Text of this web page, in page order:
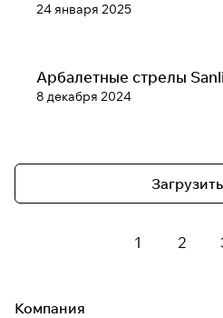
24 января 2025
Обзоры луков, арбалетов, и
8 декабря 2024
Арбалетные стрелы
1 2
Компания